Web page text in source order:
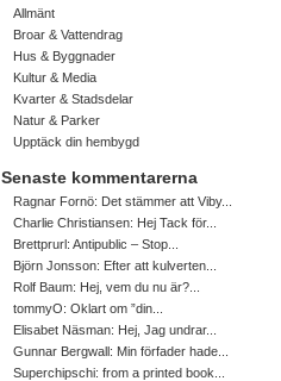
Allmänt
Broar & Vattendrag
Hus & Byggnader
Kultur & Media
Kvarter & Stadsdelar
Natur & Parker
Upptäck din hembygd
Senaste kommentarerna
Ragnar Fornö: Det stämmer att Viby...
Charlie Christiansen: Hej Tack för...
Brettprurl: Antipublic – Stop...
Björn Jonsson: Efter att kulverten...
Rolf Baum: Hej, vem du nu är?...
tommyO: Oklart om ”din...
Elisabet Näsman: Hej, Jag undrar...
Gunnar Bergwall: Min förfader hade...
Superchipschi: from a printed book...